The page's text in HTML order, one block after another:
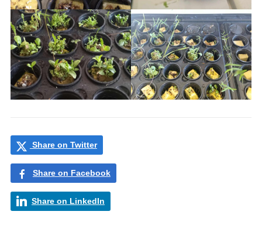
Share on Twitter
Share on Facebook
Share on LinkedIn